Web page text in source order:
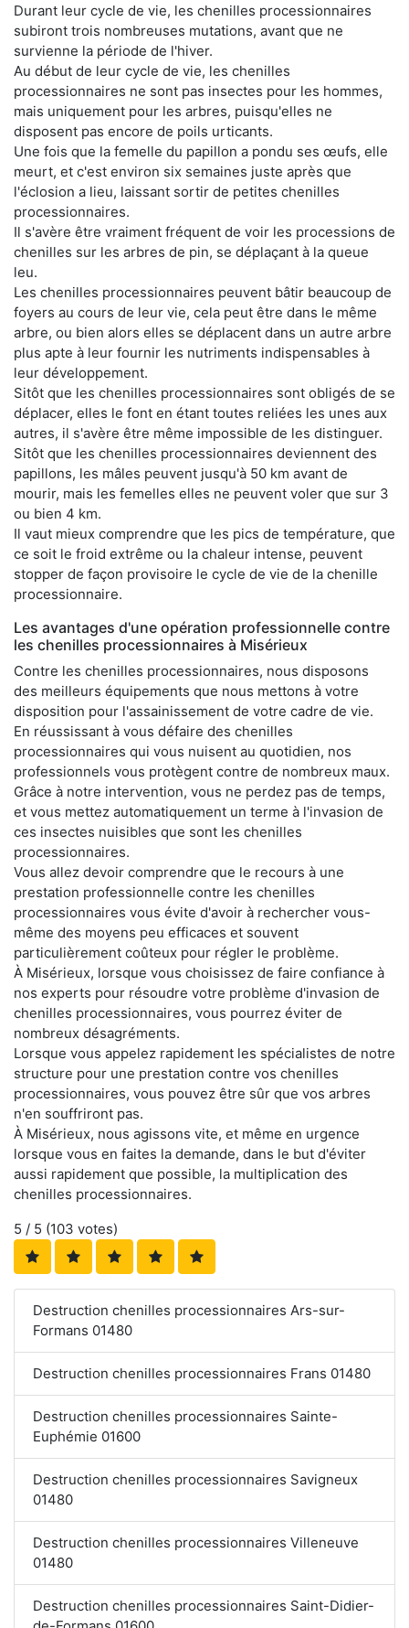
Durant leur cycle de vie, les chenilles processionnaires
subiront trois nombreuses mutations, avant que ne
survienne la période de l'hiver.
Au début de leur cycle de vie, les chenilles
processionnaires ne sont pas insectes pour les hommes,
mais uniquement pour les arbres, puisqu'elles ne
disposent pas encore de poils urticants.
Une fois que la femelle du papillon a pondu ses œufs, elle
meurt, et c'est environ six semaines juste après que
l'éclosion a lieu, laissant sortir de petites chenilles
processionnaires.
Il s'avère être vraiment fréquent de voir les processions de
chenilles sur les arbres de pin, se déplaçant à la queue
leu.
Les chenilles processionnaires peuvent bâtir beaucoup de
foyers au cours de leur vie, cela peut être dans le même
arbre, ou bien alors elles se déplacent dans un autre arbre
plus apte à leur fournir les nutriments indispensables à
leur développement.
Sitôt que les chenilles processionnaires sont obligés de se
déplacer, elles le font en étant toutes reliées les unes aux
autres, il s'avère être même impossible de les distinguer.
Sitôt que les chenilles processionnaires deviennent des
papillons, les mâles peuvent jusqu'à 50 km avant de
mourir, mais les femelles elles ne peuvent voler que sur 3
ou bien 4 km.
Il vaut mieux comprendre que les pics de température, que
ce soit le froid extrême ou la chaleur intense, peuvent
stopper de façon provisoire le cycle de vie de la chenille
processionnaire.
Les avantages d'une opération professionnelle contre
les chenilles processionnaires à Misérieux
Contre les chenilles processionnaires, nous disposons
des meilleurs équipements que nous mettons à votre
disposition pour l'assainissement de votre cadre de vie.
En réussissant à vous défaire des chenilles
processionnaires qui vous nuisent au quotidien, nos
professionnels vous protègent contre de nombreux maux.
Grâce à notre intervention, vous ne perdez pas de temps,
et vous mettez automatiquement un terme à l'invasion de
ces insectes nuisibles que sont les chenilles
processionnaires.
Vous allez devoir comprendre que le recours à une
prestation professionnelle contre les chenilles
processionnaires vous évite d'avoir à rechercher vous-
même des moyens peu efficaces et souvent
particulièrement coûteux pour régler le problème.
À Misérieux, lorsque vous choisissez de faire confiance à
nos experts pour résoudre votre problème d'invasion de
chenilles processionnaires, vous pourrez éviter de
nombreux désagréments.
Lorsque vous appelez rapidement les spécialistes de notre
structure pour une prestation contre vos chenilles
processionnaires, vous pouvez être sûr que vos arbres
n'en souffriront pas.
À Misérieux, nous agissons vite, et même en urgence
lorsque vous en faites la demande, dans le but d'éviter
aussi rapidement que possible, la multiplication des
chenilles processionnaires.
5 / 5 (103 votes)
Destruction chenilles processionnaires Ars-sur-
Formans 01480
Destruction chenilles processionnaires Frans 01480
Destruction chenilles processionnaires Sainte-
Euphémie 01600
Destruction chenilles processionnaires Savigneux
01480
Destruction chenilles processionnaires Villeneuve
01480
Destruction chenilles processionnaires Saint-Didier-